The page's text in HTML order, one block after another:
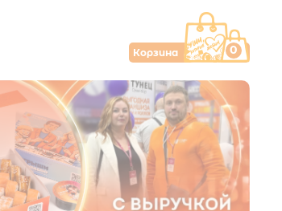
0
Корзина